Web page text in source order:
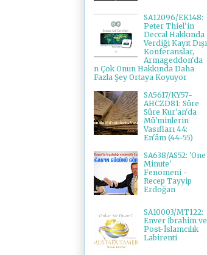
SA12096/EK148:
Peter Thiel'in
Deccal Hakkında
Verdiği Kayıt Dışı
Konferanslar,
Armageddon'da
n Çok Onun Hakkında Daha
Fazla Şey Ortaya Koyuyor
SA5617/KY57-
AHCZD81: Sûre
Sûre Kur'an'da
Mü'minlerin
Vasıfları 44:
En'âm (44-55)
SA638/AS52: 'One
Minute'
Fenomeni -
Recep Tayyip
Erdoğan
SA10003/MT122:
Enver İbrahim ve
Post-İslamcılık
Labirenti